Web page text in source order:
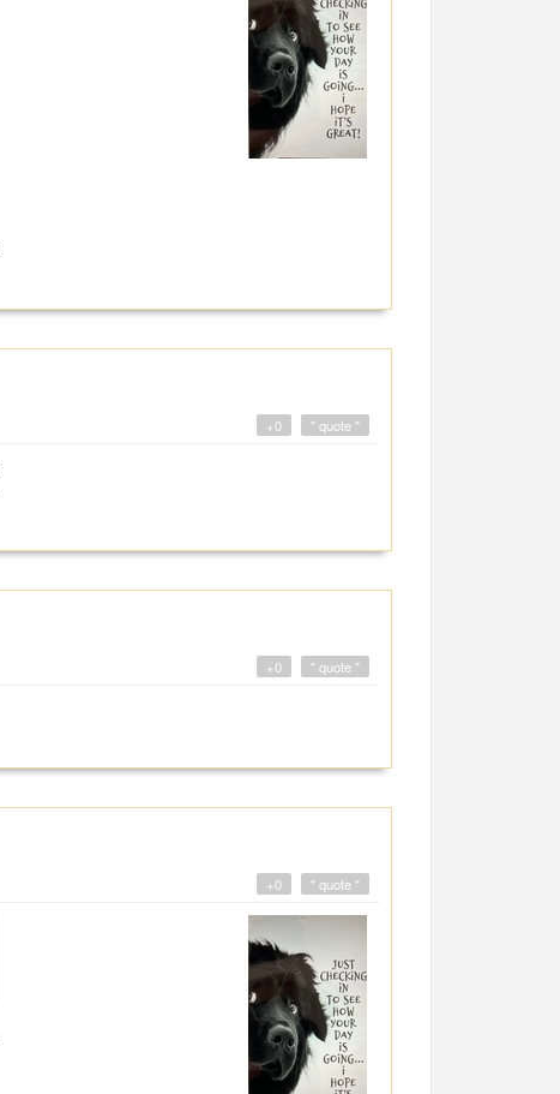
" quote "
+0
" quote "
+0
" quote "
+0